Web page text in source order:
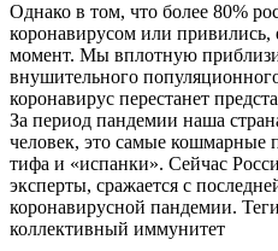
Однако в том, что более 80%
коронавирусом или привились,
момент. Мы вплотную
внушительного
коронавирус перестанет
За период пандемии наша
человек, это самые кошмарные
тифа и «испанки». Сейчас
эксперты, сражается с
коронавирусной пандемии.
коллективный иммунитет